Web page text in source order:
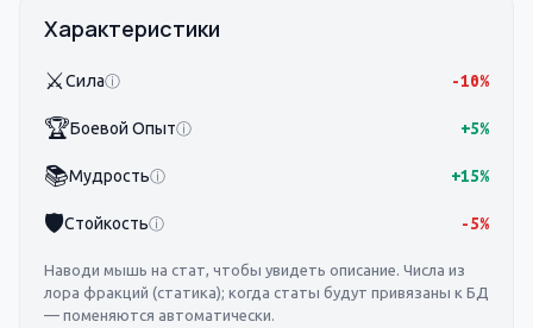
Характеристики
⚔️Силаⓘ -10%
🏆Боевой Опытⓘ +5%
📚Мудростьⓘ +15%
🛡️Стойкостьⓘ -5%
Наводи мышь на стат, чтобы увидеть описание. Числа из
лора фракций (статика); когда статы будут привязаны к БД
— поменяются автоматически.